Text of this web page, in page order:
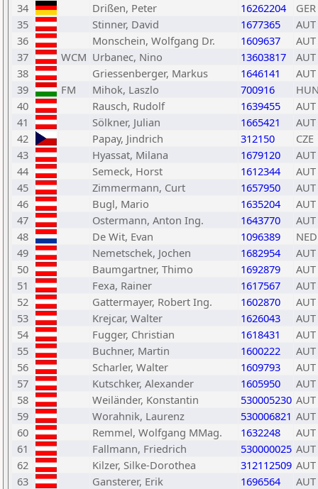
34
Drißen, Peter 16262204
GER
35
Stinner, David 1677365
AUT
36
Monschein, Wolfgang Dr. 1609637
AUT
37
WCM Urbanec, Nino 13603817
AUT
38
Griessenberger, Markus 1646141
AUT
39
FM Mihok, Laszlo 700916
40
Rausch, Rudolf 1639455
AUT
41
Sölkner, Julian 1665421
AUT
42
Papay, Jindrich 312150
CZE
43
Hyassat, Milana 1679120
AUT
44
Semeck, Horst 1612344
AUT
45
Zimmermann, Curt 1657950
AUT
46
Bugl, Mario 1635204
AUT
47
Ostermann, Anton Ing. 1643770
AUT
48
De Wit, Evan 1096389
NED
49
Nemetschek, Jochen 1682954
AUT
50
Baumgartner, Thimo 1692879
AUT
51
Fexa, Rainer 1617567
AUT
52
Gattermayer, Robert Ing. 1602870
AUT
53
Krejcar, Walter 1626043
AUT
54
Fugger, Christian 1618431
AUT
55
Buchner, Martin 1600222
AUT
56
Scharler, Walter 1609793
AUT
57
Kutschker, Alexander 1605950
AUT
58
Weiländer, Konstantin 530005230 AUT
59
Worahnik, Laurenz 530006821 AUT
60
Remmel, Wolfgang MMag. 1632248
AUT
61
Fallmann, Friedrich 530000025 AUT
62
Kilzer, Silke-Dorothea 312112509 AUT
63
Gansterer, Erik 1696564
AUT